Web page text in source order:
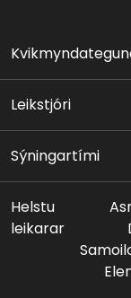
Leikstjóri
Sýningartími
Helstu
leikarar